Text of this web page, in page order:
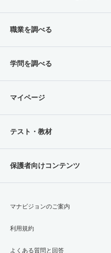
職業を調べる
学問を調べる
マイページ
テスト・教材
保護者向けコンテンツ
マナビジョンのご案内
利用規約
よくある質問と回答